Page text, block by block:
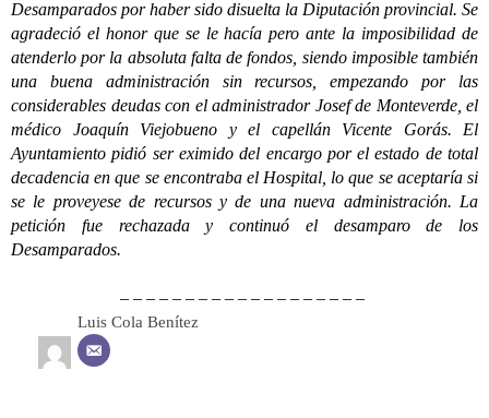
Desamparados por haber sido disuelta la Diputación provincial. Se
agradeció el honor que se le hacía pero ante la imposibilidad de
atenderlo por la absoluta falta de fondos, siendo imposible también
una buena administración sin recursos, empezando por las
considerables deudas con el administrador Josef de Monteverde, el
médico Joaquín Viejobueno y el capellán Vicente Gorás. El
Ayuntamiento pidió ser eximido del encargo por el estado de total
decadencia en que se encontraba el Hospital, lo que se aceptaría si
se le proveyese de recursos y de una nueva administración. La
petición fue rechazada y continuó el desamparo de los
Desamparados.
– – – – – – – – – – – – – – – – – – –
Luis Cola Benítez